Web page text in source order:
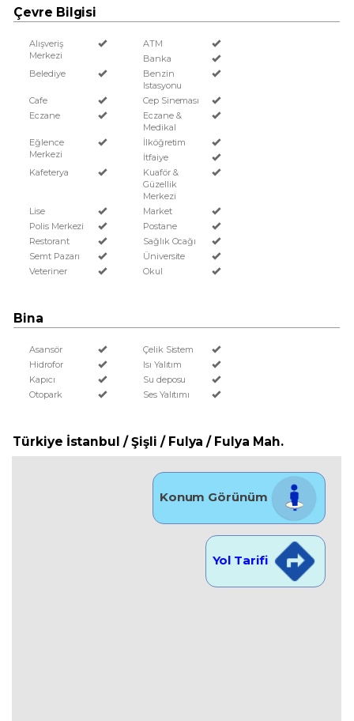
Çevre Bilgisi
Alışveriş
Merkezi
ATM
Banka
Belediye
Benzin
Istasyonu
Cafe
Cep Sineması
Eczane
Eczane &
Medikal
Eğlence
Merkezi
İlköğretim
İtfaiye
Kafeterya
Kuaför &
Güzellik
Merkezi
Lise
Market
Polis Merkezi
Postane
Restorant
Sağlık Ocağı
Semt Pazarı
Üniversite
Veteriner
Okul
Bina
Asansör
Çelik Sistem
Hidrofor
Isı Yalıtım
Kapıcı
Su deposu
Otopark
Ses Yalıtımı
Türkiye İstanbul / Şişli / Fulya / Fulya Mah.
Konum Görünüm
Yol Tarifi